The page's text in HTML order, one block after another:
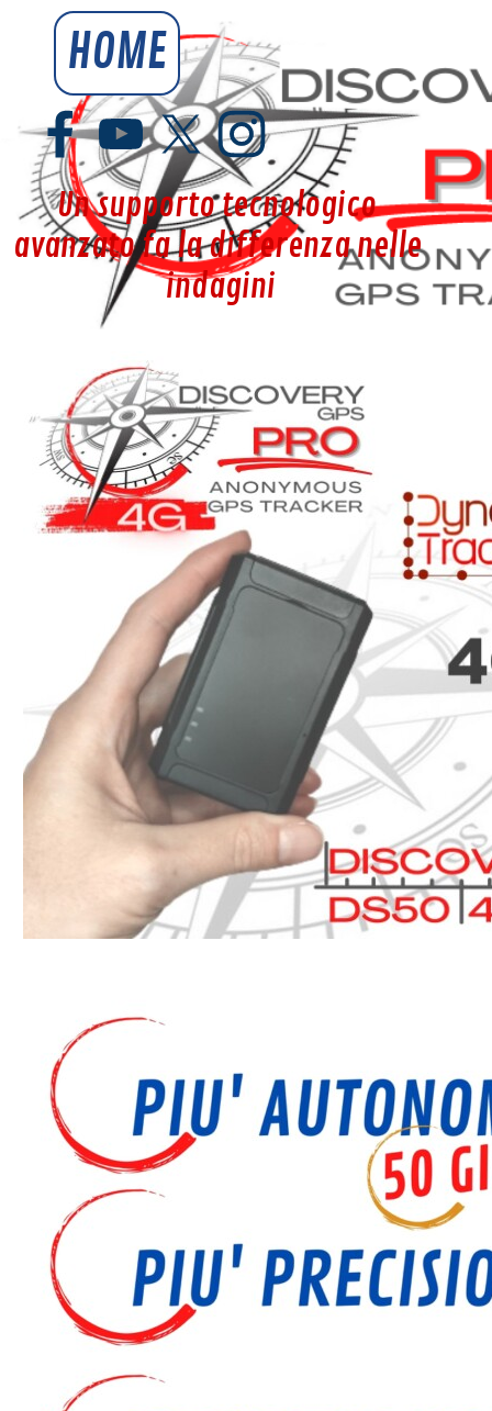
Vai ai contenuti
YouSpy.it
HOME
Un supporto tecnologico
avanzato fa la differenza nelle
indagini